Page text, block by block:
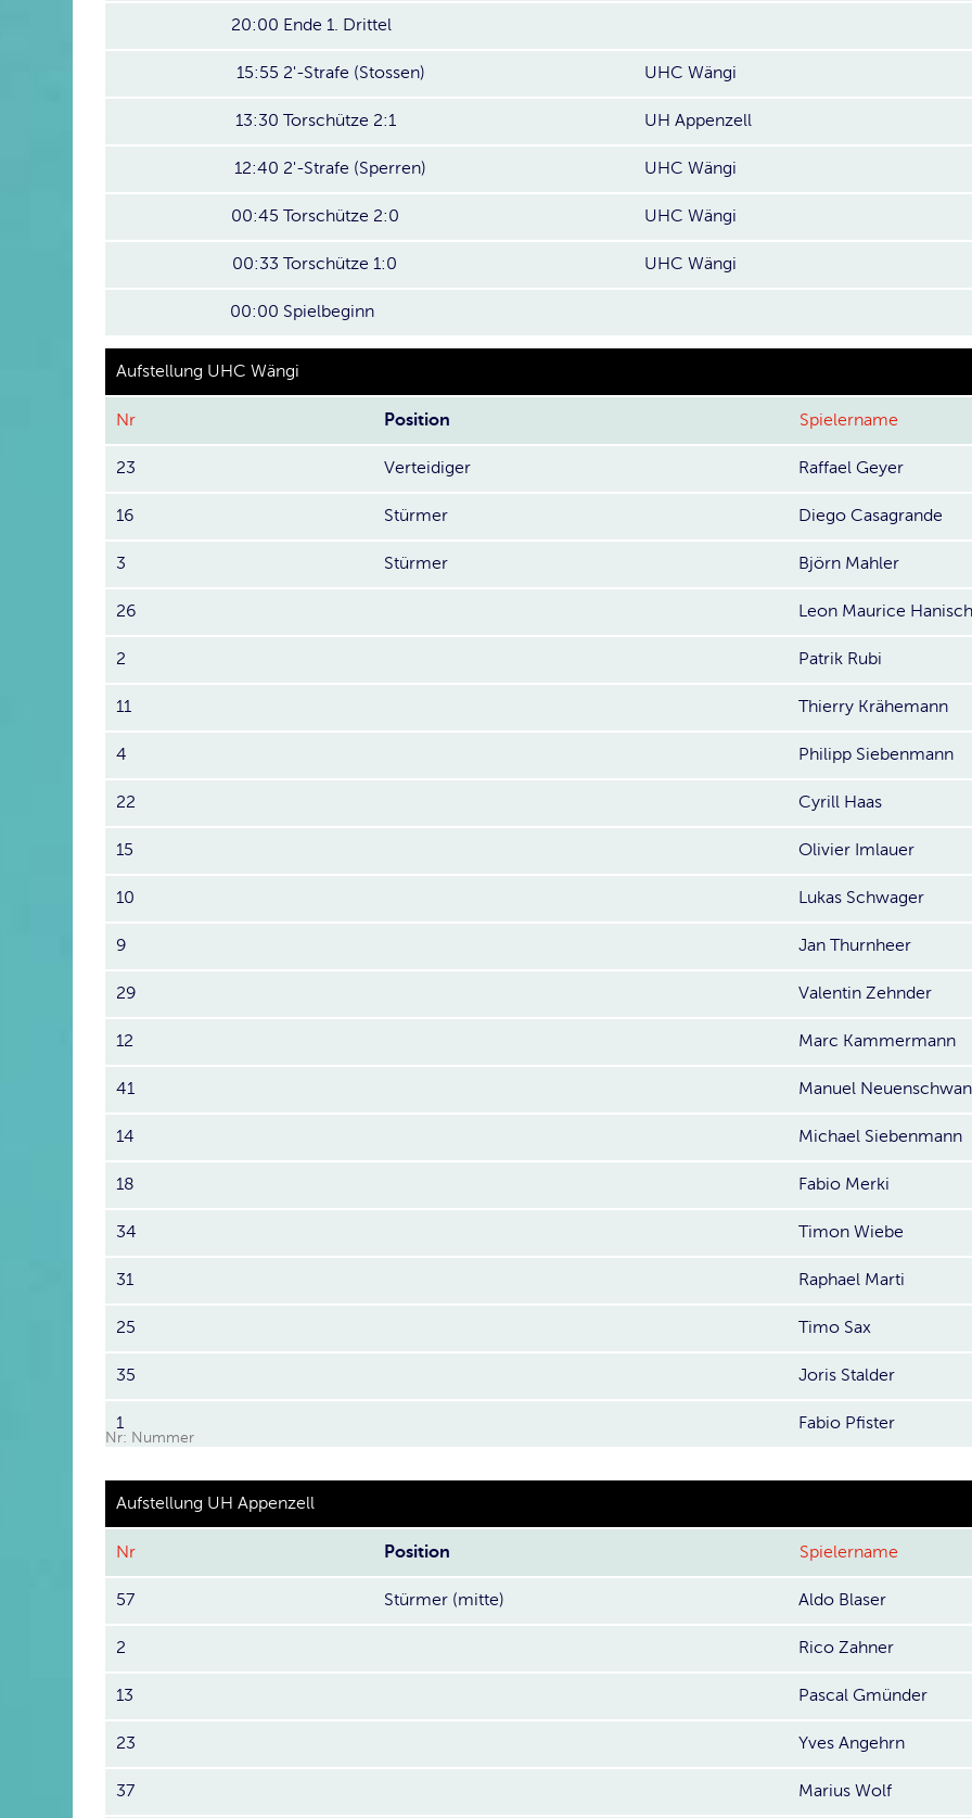
20:00 Ende 1. Drittel
15:55 2'-Strafe (Stossen) UHC Wängi
13:30 Torschütze 2:1 UH Appenzell
12:40 2'-Strafe (Sperren) UHC Wängi
00:45 Torschütze 2:0 UHC Wängi
00:33 Torschütze 1:0 UHC Wängi
00:00 Spielbeginn
Aufstellung UHC Wängi
Nr Position Spielername
23 Verteidiger Raffael Geyer
16 Stürmer Diego Casagrande
3 Stürmer Björn Mahler
26 Leon Maurice Hanisch
2 Patrik Rubi
11 Thierry Krähemann
4 Philipp Siebenmann
22 Cyrill Haas
15 Olivier Imlauer
10 Lukas Schwager
9 Jan Thurnheer
29 Valentin Zehnder
12 Marc Kammermann
41 Manuel
14 Michael Siebenmann
18 Fabio Merki
34 Timon Wiebe
31 Raphael Marti
25 Timo Sax
35 Joris Stalder
1 Fabio Pfister
Nr: Nummer
Aufstellung UH Appenzell
Nr Position Spielername
57 Stürmer (mitte) Aldo Blaser
2 Rico Zahner
13 Pascal Gmünder
23 Yves Angehrn
37 Marius Wolf